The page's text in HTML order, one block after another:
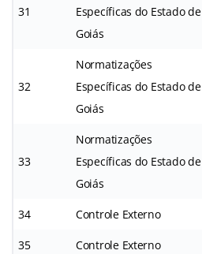
31
Específicas do Estado de
Goiás
32
Normatizações
Específicas do Estado de
Goiás
33
Normatizações
Específicas do Estado de
Goiás
34 Controle Externo
35 Controle Externo